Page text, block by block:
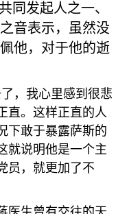
同发起人之一、
音表示，虽然没
他，对于他的逝
，我心里感到很悲
直。这样正直的人
下敢于暴露萨斯的
就说明他是一个主
员，就更加了不